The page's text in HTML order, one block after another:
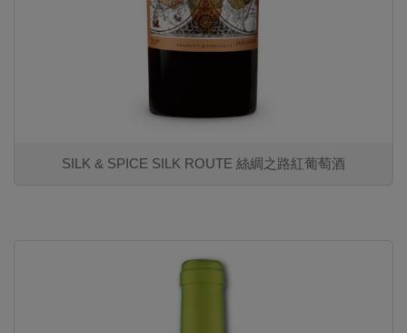
SILK & SPICE SILK ROUTE 絲綢之路紅葡萄酒